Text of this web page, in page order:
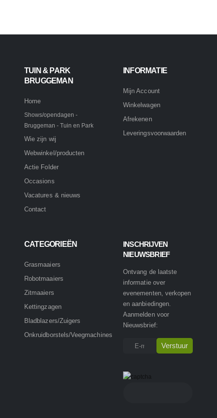
TUIN & PARK
BRUGGEMAN
Home
Shows/opendagen -
Bruggeman - Tuin en Park
Wie zijn wij
Webwinkel/producten
Actie Folder
Occasions
Vacatures & nieuws
Contact
INFORMATIE
Mijn Account
Winkelwagen
Afrekenen
Leveringsvoorwaarden
CATEGORIEËN
Grasmaaiers
Robotmaaiers
Zitmaaiers
Kettingzagen
Bladblazers/Zuigers
Onkruidborstels/Veegmachines
INSCHRIJVEN
NIEUWSBRIEF
Ontvang de laatste
informatie over
evenementen, verkopen
en aanbiedingen.
Aanmelden voor
Nieuwsbrief: